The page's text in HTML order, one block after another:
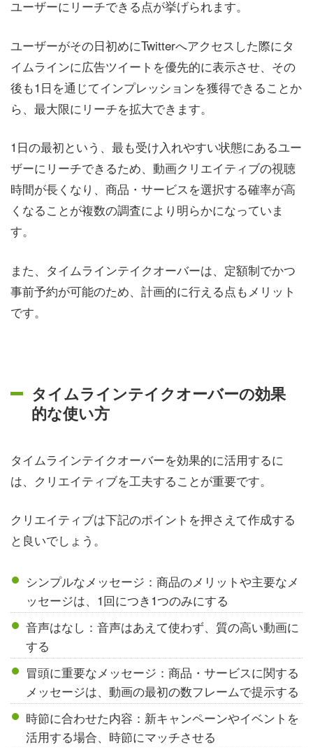
ユーザーにリーチできる点が挙げられます。
ユーザーがその日初めにTwitterへアクセスした際にタ
イムラインに広告ツイートを優先的に表示させ、その
後も1日を通じてインプレッションを獲得できることか
ら、最大限にリーチを拡大できます。
1日の最初という、最も受け入れやすい状態にあるユー
ザーにリーチできるため、動画クリエイティブの視聴
時間が長くなり、商品・サービスを選択する確率が高
くなることが複数の調査により明らかになっていま
す。
また、タイムラインテイクオーバーは、定額制でかつ
事前予約が可能のため、計画的に行える点もメリット
です。
タイムラインテイクオーバーの効果
的な使い方
タイムラインテイクオーバーを効果的に活用するに
は、クリエイティブを工夫することが重要です。
クリエイティブは下記のポイントを押さえて作成する
と良いでしょう。
シンプルなメッセージ：商品のメリットや主要なメ
ッセージは、1回につき1つのみにする
音声はなし：音声はあえて使わず、質の高い動画に
する
冒頭に重要なメッセージ：商品・サービスに関する
メッセージは、動画の最初の数フレームで提示する
時節に合わせた内容：新キャンペーンやイベントを
活用する場合、時節にマッチさせる